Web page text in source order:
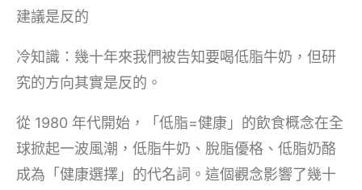
建議是反的
冷知識：幾十年來我們被告知要喝低脂牛奶，但研
究的方向其實是反的。
從 1980 年代開始，「低脂=健康」的飲食概念在全
球掀起一波風潮，低脂牛奶、脫脂優格、低脂奶酪
成為「健康選擇」的代名詞。這個觀念影響了幾十